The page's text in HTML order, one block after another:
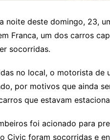
noite deste domingo, 23,
Franca, um dos carros
socorridas.
no local, o motorista de
por motivos que ainda
que estavam
foi acionado para
Civic foram socorridas e